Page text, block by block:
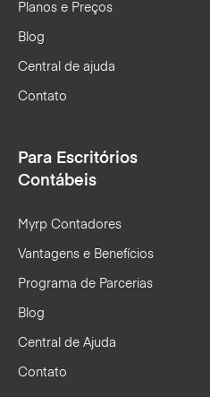
Planos e Preços
Blog
Central de ajuda
Contato
Para Escritórios
Contábeis
Myrp Contadores
Vantagens e Benefícios
Programa de Parcerias
Blog
Central de Ajuda
Contato